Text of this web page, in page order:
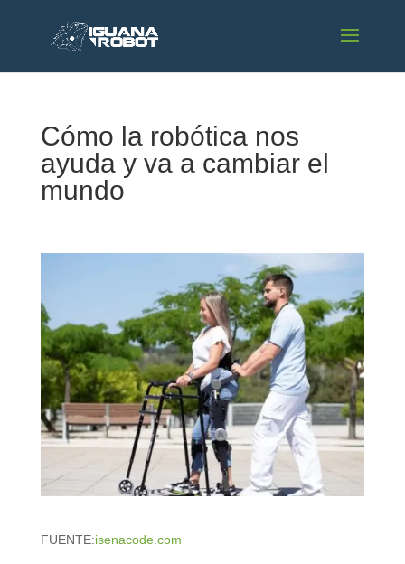
Cómo la robótica nos
ayuda y va a cambiar el
mundo
FUENTE:isenacode.com